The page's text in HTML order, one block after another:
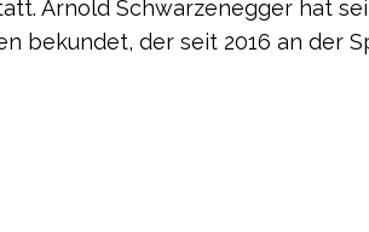
Arnold Schwarzenegger hat
bekundet, der seit 2016 an der